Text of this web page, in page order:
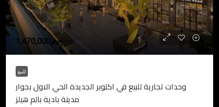
ج.م1,470,000
للبيع
وحدات تجارية للبيع في اكتوبر الجديدة الحي الاول بجوار
مدينة بادية بالم هيلز